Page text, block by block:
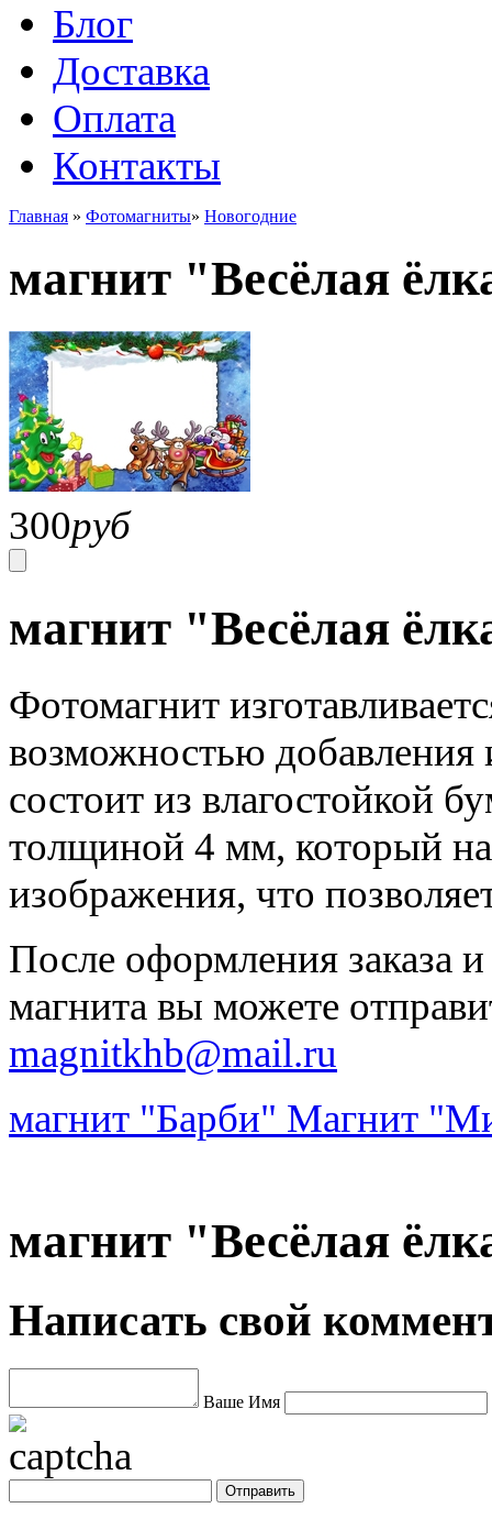
Блог
Доставка
Оплата
Контакты
Главная » Фотомагниты» Новогодние
магнит "Весёлая
300руб
магнит "Весёлая
Фотомагнит
возможностью
состоит из влагостойкой
толщиной 4 мм, который
изображения, что
После оформления заказа
магнита вы можете
magnitkhb@mail.ru
магнит "Барби" Магнит
магнит "Весёлая
Написать свой
Ваше Имя